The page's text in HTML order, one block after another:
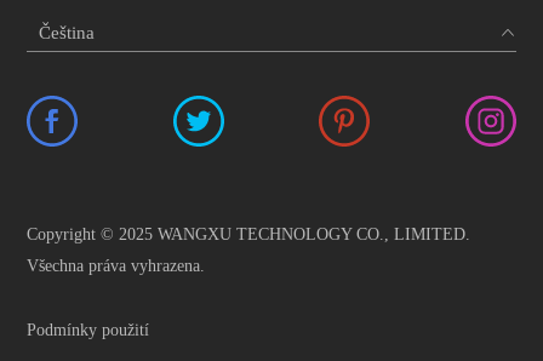
Copyright © 2025 WANGXU TECHNOLOGY CO., LIMITED.
Všechna práva vyhrazena.
Podmínky použití